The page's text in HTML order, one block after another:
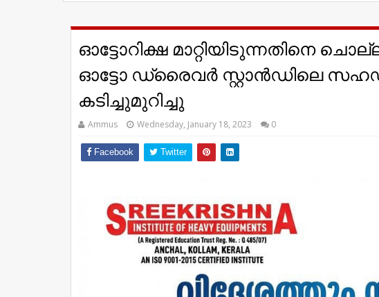
ഓട്ടോറിക്ഷ മാറ്റിയിടുന്നതിനെ
ഓട്ടോ ഡ്രൈവർ സ്റ്റാൻഡിലെ
കടിച്ചുമുറിച്ചു
Ammus Wednesday, January 18, 2023 0
Facebook Twitter